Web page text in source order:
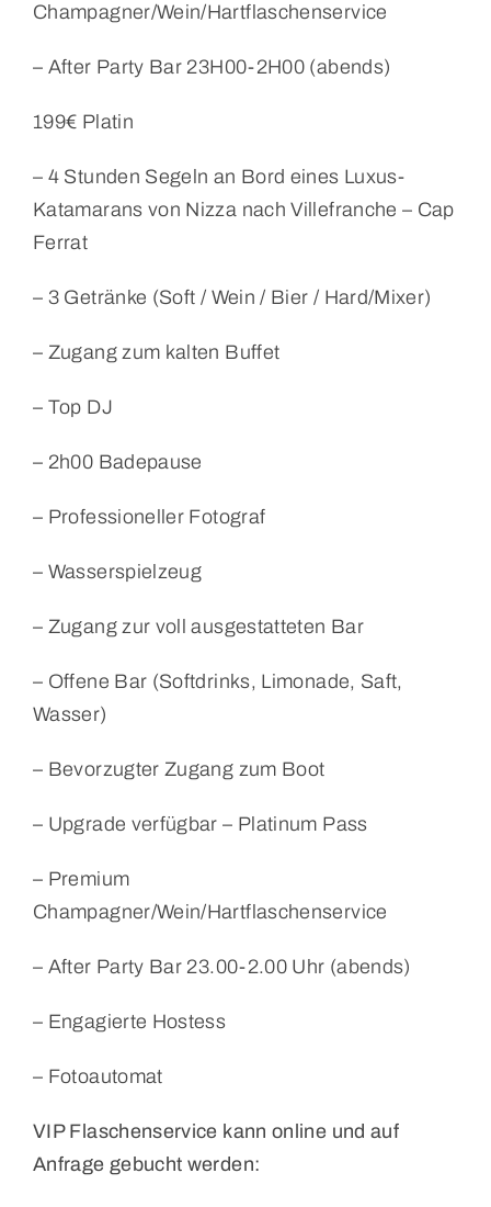
Champagner/Wein/Hartflaschenservice
– After Party Bar 23H00-2H00 (abends)
199€ Platin
– 4 Stunden Segeln an Bord eines Luxus-
Katamarans von Nizza nach Villefranche – Cap
Ferrat
– 3 Getränke (Soft / Wein / Bier / Hard/Mixer)
– Zugang zum kalten Buffet
– Top DJ
– 2h00 Badepause
– Professioneller Fotograf
– Wasserspielzeug
– Zugang zur voll ausgestatteten Bar
– Offene Bar (Softdrinks, Limonade, Saft,
Wasser)
– Bevorzugter Zugang zum Boot
– Upgrade verfügbar – Platinum Pass
– Premium
Champagner/Wein/Hartflaschenservice
– After Party Bar 23.00-2.00 Uhr (abends)
– Engagierte Hostess
– Fotoautomat
VIP Flaschenservice kann online und auf
Anfrage gebucht werden: